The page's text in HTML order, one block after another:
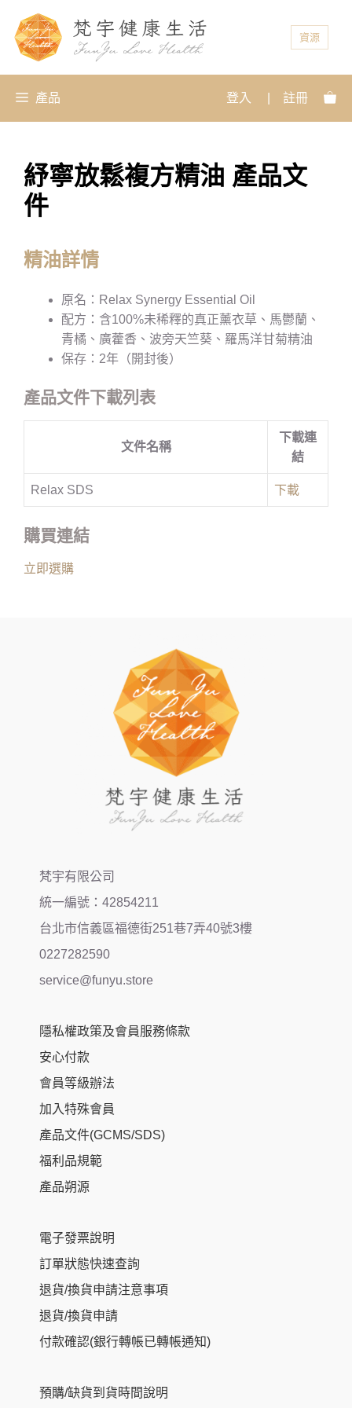
資源
產品 登入 註冊
紓寧放鬆複方精油 產品文
件
精油詳情
原名：Relax Synergy Essential Oil
配方：含100%未稀釋的真正薰衣草、馬鬱蘭、
青橘、廣藿香、波旁天竺葵、羅馬洋甘菊精油
保存：2年（開封後）
產品文件下載列表
文件名稱
下載連
結
Relax SDS 下載
購買連結
立即選購
梵宇有限公司
統一編號：42854211
台北市信義區福德街251巷7弄40號3樓
0227282590
service@funyu.store
隱私權政策及會員服務條款
安心付款
會員等級辦法
加入特殊會員
產品文件(GCMS/SDS)
福利品規範
產品朔源
電子發票說明
訂單狀態快速查詢
退貨/換貨申請注意事項
退貨/換貨申請
付款確認(銀行轉帳已轉帳通知)
預購/缺貨到貨時間說明